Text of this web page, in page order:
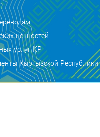
ценностей
услуг КР
Кыргызской Республики